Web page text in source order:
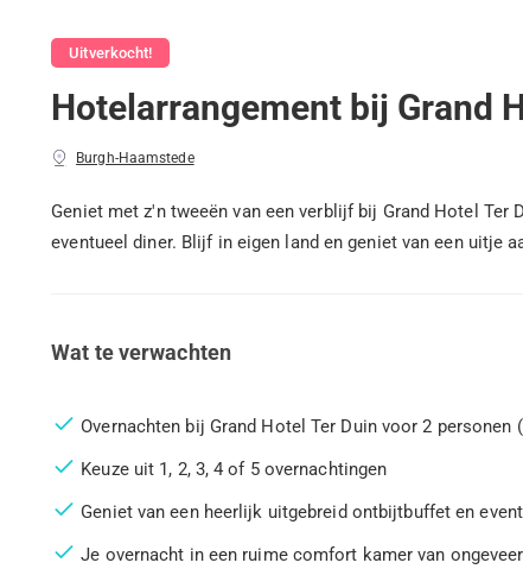
Uitverkocht!
Hotelarrangement bij Grand
Burgh-Haamstede
Geniet met z'n tweeën van een verblijf bij Grand Hotel
eventueel diner. Blijf in eigen land en geniet van een uitje
Wat te verwachten
Overnachten bij Grand Hotel Ter Duin voor 2 personen
Keuze uit 1, 2, 3, 4 of 5 overnachtingen
Geniet van een heerlijk uitgebreid ontbijtbuffet en
Je overnacht in een ruime comfort kamer van